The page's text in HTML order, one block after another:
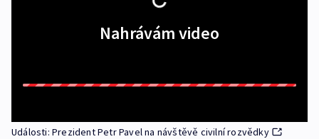
Nahrávám video
Události: Prezident Petr Pavel na návštěvě civilní rozvědky